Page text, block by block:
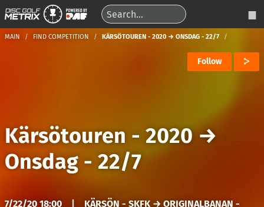
MAIN FIND COMPETITION KÄRSÖTOUREN - 2020 → ONSDAG - 22/7
Follow
Kärsötouren - 2020→
Onsdag - 22/7
7/22/20 18:00
KÄRSÖN - SKFK → ORIGINALBANAN -